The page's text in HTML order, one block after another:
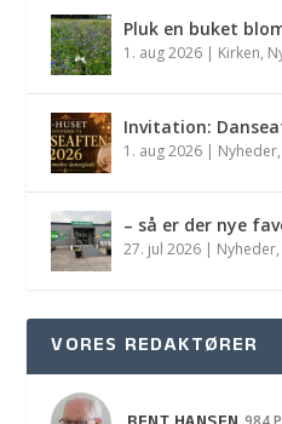
Pluk en buket
1. aug 2026 | Kirken,
Invitation:
1. aug 2026 | Nyheder
– så er der nye
27. jul 2026 | Nyheder,
VORES REDAKTØRER